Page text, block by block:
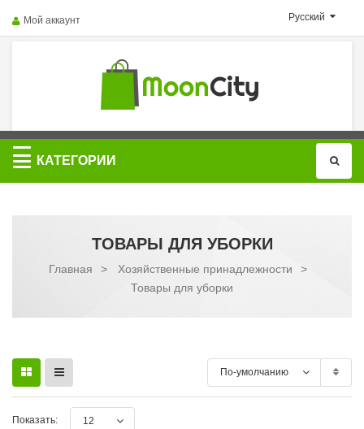
Русский
Мой аккаунт
Категории
КАТЕГОРИИ
ТОВАРЫ ДЛЯ УБОРКИ
Главная > Хозяйственные принадлежности
>
Товары для уборки
По-умолчанию
Показать: 12